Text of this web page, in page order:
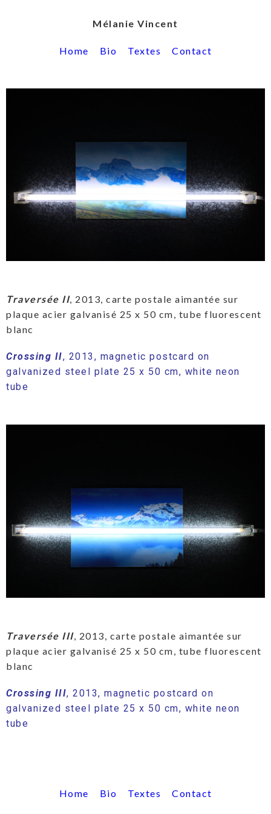
Mélanie Vincent
Home Bio Textes Contact
Traversée II, 2013, carte postale aimantée sur
plaque acier galvanisé 25 x 50 cm, tube fluorescent
blanc
Crossing II, 2013, magnetic postcard on
galvanized steel plate 25 x 50 cm, white neon
tube
Traversée III, 2013, carte postale aimantée sur
plaque acier galvanisé 25 x 50 cm, tube fluorescent
blanc
Crossing III, 2013, magnetic postcard on
galvanized steel plate 25 x 50 cm, white neon
tube
Home Bio Textes Contact